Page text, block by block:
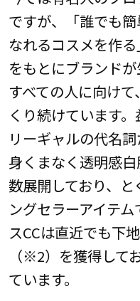
ですが、「誰でも
なれるコスメを作
をもとにブランド
すべての人に向け
くり続けています
リーギャルの代名
身くまなく透明感
数展開しており、
ングセラーアイテ
スCCは直近でも下
（※2）を獲得して
ています。